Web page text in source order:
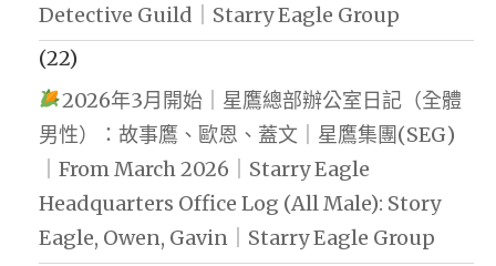
Detective Guild｜Starry Eagle Group
(22)
2026年3月開始｜星鷹總部辦公室日記（全體
男性）：故事鷹、歐恩、蓋文｜星鷹集團(SEG)
｜From March 2026｜Starry Eagle
Headquarters Office Log (All Male): Story
Eagle, Owen, Gavin｜Starry Eagle Group